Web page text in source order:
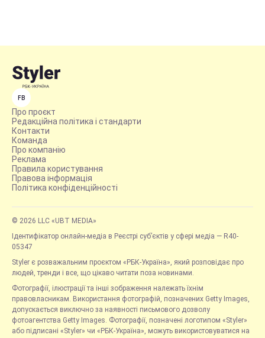
FB
Про проєкт
Редакційна політика і стандарти
Контакти
Команда
Про компанію
Реклама
Правила користування
Правова інформація
Політика конфіденційності
© 2026 LLC «UBT MEDIA»
Ідентифікатор онлайн-медіа в Реєстрі суб’єктів у сфері медіа — R40-
05347
Styler є розважальним проєктом «РБК-Україна», який розповідає про
людей, тренди і все, що цікаво читати поза новинами.
Фотографії, ілюстрації та інші зображення належать їхнім
правовласникам. Використання фотографій, позначених Getty Images,
допускається виключно за наявності письмового дозволу
фотоагентства Getty Images. Фотографії, позначені логотипом «Styler»
або підписані «Styler» чи «РБК-Україна», можуть використовуватися на